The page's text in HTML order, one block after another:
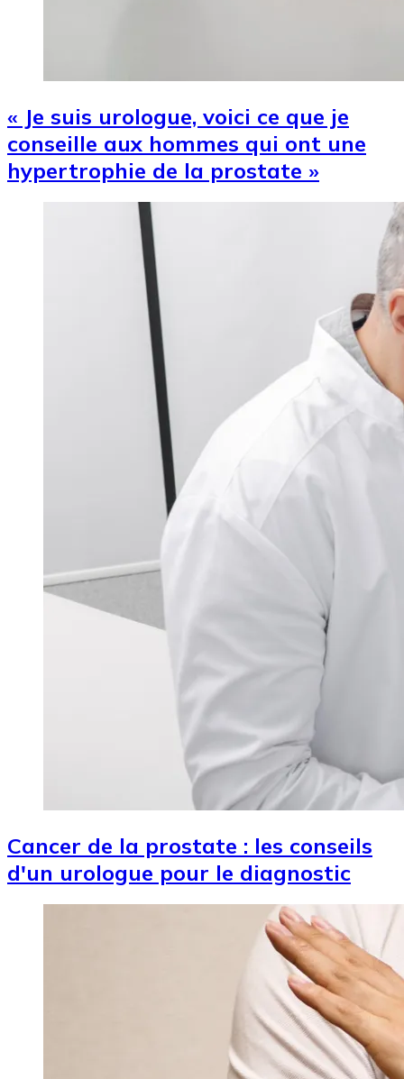
« Je suis urologue, voici ce que je
conseille aux hommes qui ont une
hypertrophie de la prostate »
Cancer de la prostate : les conseils
d'un urologue pour le diagnostic